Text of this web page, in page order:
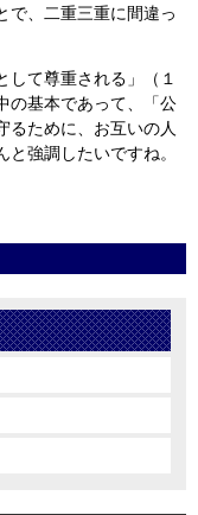
で、二重三重に間違っ
て尊重される」（１
基本であって、「公
るために、お互いの人
強調したいですね。